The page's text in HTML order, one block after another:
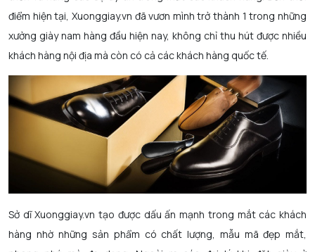
điểm hiện tại, Xuonggiay.vn đã vươn mình trở thành 1 trong những
xưởng giày nam hàng đầu hiện nay, không chỉ thu hút được nhiều
khách hàng nội địa mà còn có cả các khách hàng quốc tế.
Sở dĩ Xuonggiay.vn tạo được dấu ấn mạnh trong mắt các khách
hàng nhờ những sản phẩm có chất lượng, mẫu mã đẹp mắt,